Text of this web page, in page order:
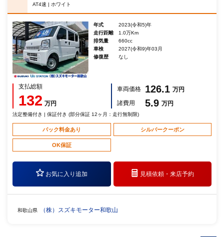
AT4速 | ホワイト
年式
2023(令和5)年
走行距離
1.0万Km
排気量
660cc
車検
2027(令和9)年03月
修復歴
なし
支払総額
132 万円
車両価格 126.1 万円
諸費用
5.9 万円
法定整備付き | 保証付き (部分保証 12ヶ月：走行無制限)
パック料金あり シルバークーポン
OK保証
お気に入り追加 見積依頼・来店予約
和歌山県 （株）スズキモーター和歌山